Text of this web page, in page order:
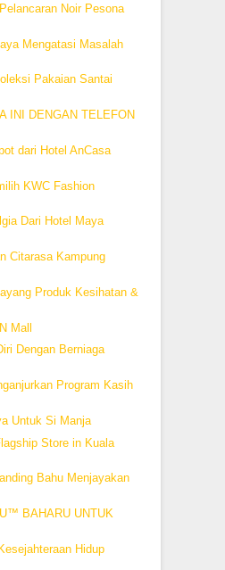
Noir Pesona
Mengatasi Masalah
Pakaian Santai
INI DENGAN TELEFON
dari Hotel AnCasa
KWC Fashion
Dari Hotel Maya
Citarasa Kampung
Produk Kesihatan &
Mall
Dengan Berniaga
Program Kasih
Untuk Si Manja
Store in Kuala
Bahu Menjayakan
BAHARU UNTUK
Hidup